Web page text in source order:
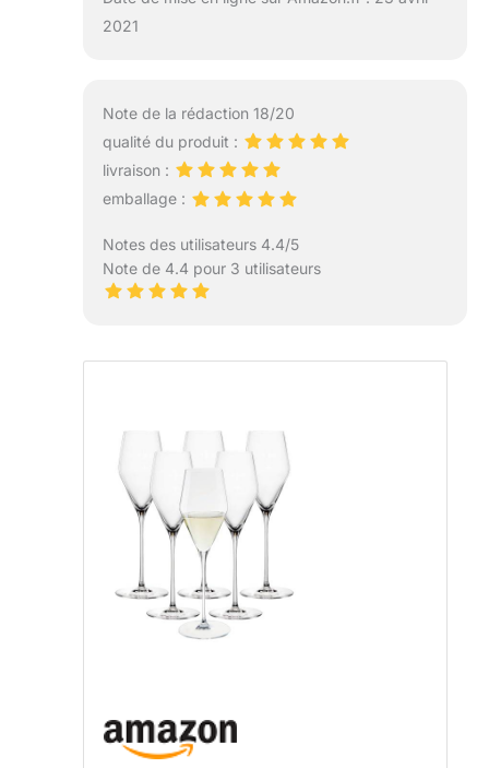
2021
Note de la rédaction 18/20
qualité du produit :
livraison :
emballage :
Notes des utilisateurs 4.4/5
Note de 4.4 pour 3 utilisateurs